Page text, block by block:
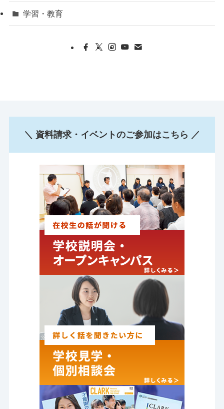
学習・教育
＼ 資料請求・イベントのご参加はこちら ／